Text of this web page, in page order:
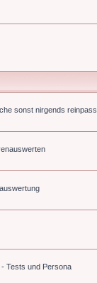
sonst nirgends
Tests und Persona